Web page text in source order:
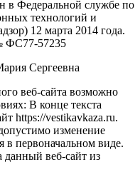
в Федеральной службе по
технологий и
12 марта 2014 года.
ФС77-57235
Сергеевна
веб-сайта возможно
В конце текста
https://vestikavkaza.ru.
изменение
в первоначальном виде.
данный веб-сайт из